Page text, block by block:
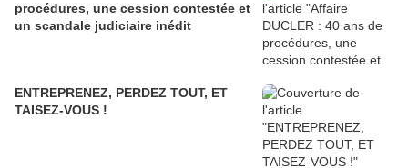
procédures, une cession contestée et
un scandale judiciaire inédit
ENTREPRENEZ, PERDEZ TOUT, ET
TAISEZ-VOUS !